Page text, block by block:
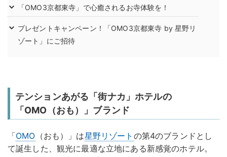
「OMO3京都東寺」で心癒されるお寺体験を！
プレゼントキャンペーン！「OMO3京都東寺 by 星野リ
ゾート」にご招待
テンションあがる「街ナカ」ホテルの
「OMO（おも）」ブランド
「OMO （おも）」は星野リゾート の第4のブランドとし
て誕生した、観光に最適な立地にある新感覚のホテル。